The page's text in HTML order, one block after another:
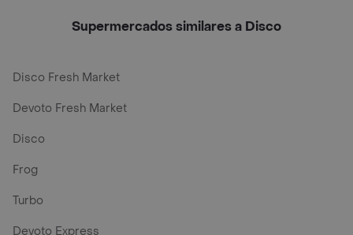
Supermercados similares a Disco
Disco Fresh Market
Devoto Fresh Market
Disco
Frog
Turbo
Devoto Express